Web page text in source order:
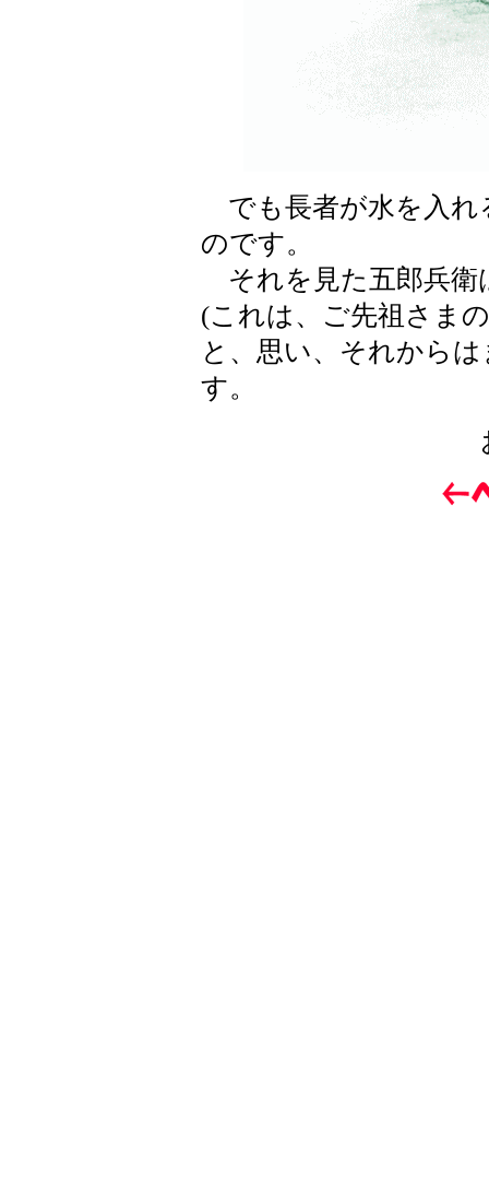
でも長者が水を入れ
のです。
それを見た五郎兵衛
(これは、ご先祖さま
と、思い、それから
す。